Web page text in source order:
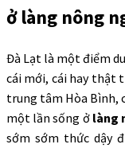
ở làng nông
Đà Lạt là một điểm
cái mới, cái hay thật
trung tâm Hòa Bình,
một lần sống ở làng
sớm sớm thức dậy